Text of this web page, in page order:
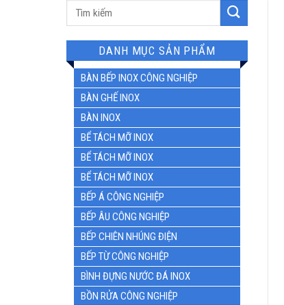
Tìm
DANH MỤC SẢN PHẨM
BÀN BẾP INOX CÔNG NGHIỆP
BÀN GHẾ INOX
BÀN INOX
BỂ TÁCH MỠ INOX
BỂ TÁCH MỠ INOX
BỂ TÁCH MỠ INOX
BẾP Á CÔNG NGHIỆP
BẾP ÂU CÔNG NGHIỆP
BẾP CHIÊN NHÚNG ĐIỆN
BẾP TỪ CÔNG NGHIỆP
BÌNH ĐỰNG NƯỚC ĐÁ INOX
BỒN RỬA CÔNG NGHIỆP